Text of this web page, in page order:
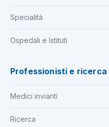
Specialità
Ospedali e Istituti
Professionisti e ricerca
Medici invianti
Ricerca